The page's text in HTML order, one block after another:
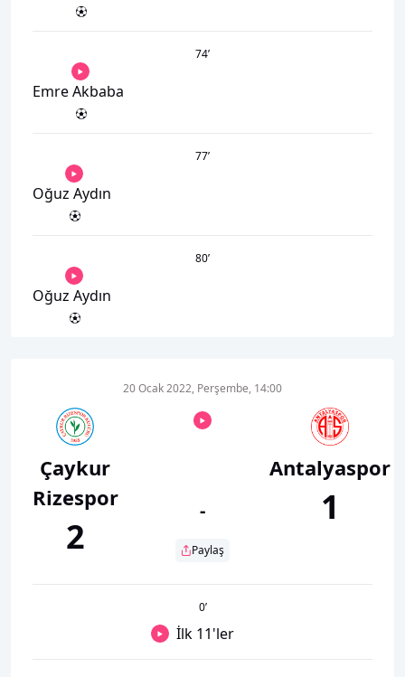
74’
Emre Akbaba
77’
Oğuz Aydın
80’
Oğuz Aydın
Çaykur
Rizespor
2
20 Ocak 2022, Perşembe, 14:00
-
Paylaş
Antalyaspor
1
0’
İlk 11'ler